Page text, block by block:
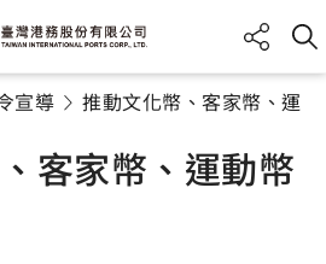
宣導 推動文化幣、客家幣、運
客家幣、運動幣